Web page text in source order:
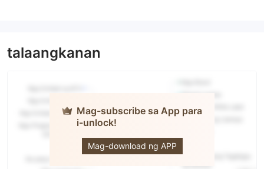
talaangkanan
Mag-subscribe sa App para
i-unlock!
Mag-download ng APP